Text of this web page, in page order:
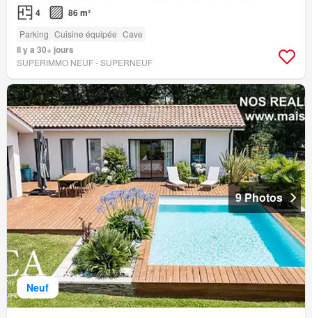
4 86 m²
Parking Cuisine équipée Cave
Il y a 30+ jours
SUPERIMMO NEUF - SUPERNEUF
Neuf
9 Photos